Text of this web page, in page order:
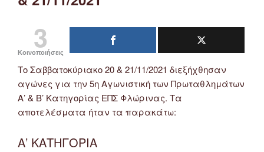
3
Κοινοποιήσεις
Το Σαββατοκύριακο 20 & 21/11/2021 διεξήχθησαν
αγώνες για την 5η Αγωνιστική των Πρωταθλημάτων
Α’ & Β’ Κατηγορίας ΕΠΣ Φλώρινας. Τα
αποτελέσματα ήταν τα παρακάτω:
Α’ ΚΑΤΗΓΟΡΙΑ